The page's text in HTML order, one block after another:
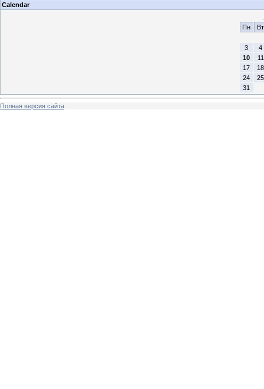
Calendar
Пн
Вт
3
4
10
11
17
18
24
25
31
Полная версия сайта